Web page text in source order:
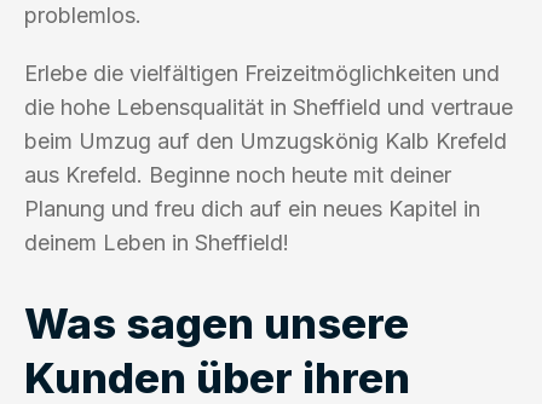
problemlos.
Erlebe die vielfältigen Freizeitmöglichkeiten und
die hohe Lebensqualität in Sheffield und vertraue
beim Umzug auf den Umzugskönig Kalb Krefeld
aus Krefeld. Beginne noch heute mit deiner
Planung und freu dich auf ein neues Kapitel in
deinem Leben in Sheffield!
Was sagen unsere
Kunden über ihren